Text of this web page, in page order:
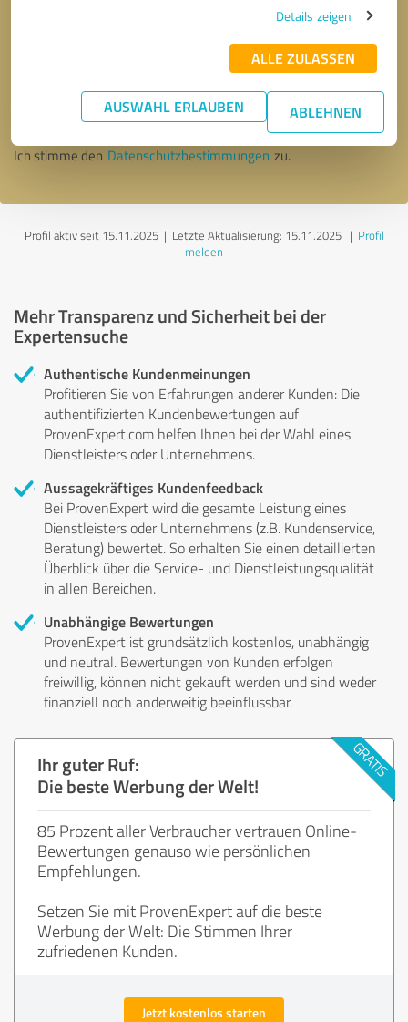
Details zeigen
ALLE ZULASSEN
AUSWAHL ERLAUBEN ABLEHNEN
* Erforderliche Angaben
Nachricht senden
Ich stimme den Datenschutzbestimmungen zu.
Profil aktiv seit 15.11.2025 | Letzte Aktualisierung: 15.11.2025| Profil
melden
Mehr Transparenz und Sicherheit bei der
Expertensuche
Authentische Kundenmeinungen
Profitieren Sie von Erfahrungen anderer Kunden: Die
authentifizierten Kundenbewertungen auf
ProvenExpert.com helfen Ihnen bei der Wahl eines
Dienstleisters oder Unternehmens.
Aussagekräftiges Kundenfeedback
Bei ProvenExpert wird die gesamte Leistung eines
Dienstleisters oder Unternehmens (z.B. Kundenservice,
Beratung) bewertet. So erhalten Sie einen detaillierten
Überblick über die Service- und Dienstleistungsqualität
in allen Bereichen.
Unabhängige Bewertungen
ProvenExpert ist grundsätzlich kostenlos, unabhängig
und neutral. Bewertungen von Kunden erfolgen
freiwillig, können nicht gekauft werden und sind weder
finanziell noch anderweitig beeinflussbar.
Ihr guter Ruf:
Die beste Werbung der Welt!
85 Prozent aller Verbraucher vertrauen Online-
Bewertungen genauso wie persönlichen
Empfehlungen.
Setzen Sie mit ProvenExpert auf die beste
Werbung der Welt: Die Stimmen Ihrer
zufriedenen Kunden.
Jetzt kostenlos starten